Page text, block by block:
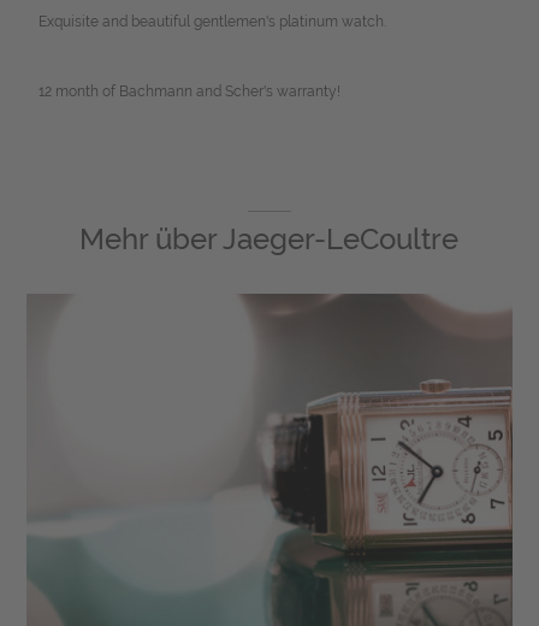
Exquisite and beautiful gentlemen's platinum watch.
12 month of Bachmann and Scher's warranty!
Mehr überJaeger-LeCoultre